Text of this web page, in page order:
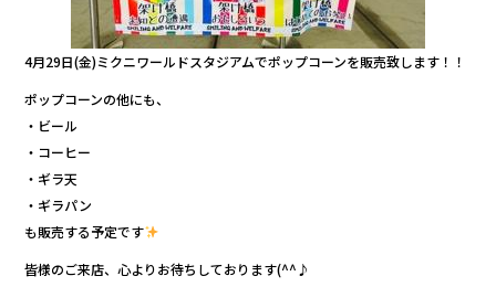
4月29日(金)ミクニワールドスタジアムでポップコーンを販売致します！！
ポップコーンの他にも、
・ビール
・コーヒー
・ギラ天
・ギラパン
も販売する予定です
皆様のご来店、心よりお待ちしております(^^♪